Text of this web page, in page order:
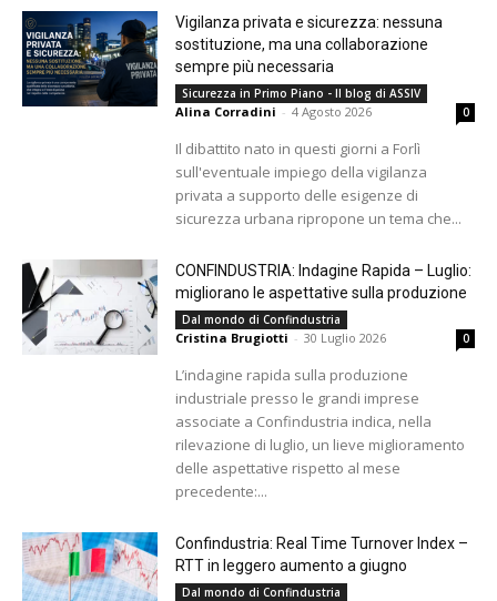
Vigilanza privata e sicurezza: nessuna
sostituzione, ma una collaborazione
sempre più necessaria
Sicurezza in Primo Piano - Il blog di ASSIV
Alina Corradini - 4 Agosto 2026 0
Il dibattito nato in questi giorni a Forlì
sull'eventuale impiego della vigilanza
privata a supporto delle esigenze di
sicurezza urbana ripropone un tema che...
CONFINDUSTRIA: Indagine Rapida – Luglio:
migliorano le aspettative sulla produzione
Dal mondo di Confindustria
Cristina Brugiotti - 30 Luglio 2026 0
L’indagine rapida sulla produzione
industriale presso le grandi imprese
associate a Confindustria indica, nella
rilevazione di luglio, un lieve miglioramento
delle aspettative rispetto al mese
precedente:...
Confindustria: Real Time Turnover Index –
RTT in leggero aumento a giugno
Dal mondo di Confindustria